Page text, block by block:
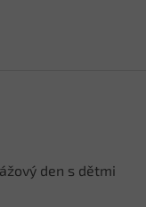
den s dětmi